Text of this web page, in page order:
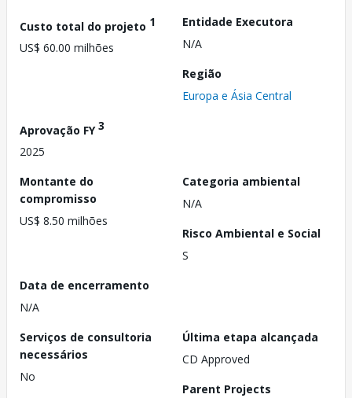
Custo total do projeto 1
US$ 60.00 milhões
Entidade Executora
N/A
Região
Europa e Ásia Central
Aprovação FY3
2025
Montante do
compromisso
US$ 8.50 milhões
Categoria ambiental
N/A
Risco Ambiental e Social
S
Data de encerramento
N/A
Serviços de consultoria
necessários
No
Última etapa alcançada
CD Approved
Parent Projects